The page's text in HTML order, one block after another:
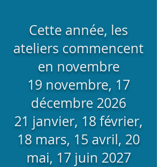
Cette année, les
ateliers commencent
en novembre
19 novembre, 17
décembre 2026
21 janvier, 18 février,
18 mars, 15 avril, 20
mai, 17 juin 2027